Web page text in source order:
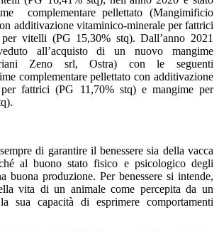
complementare pellettato (Mangimificio
additivazione vitaminico-minerale per fattrici
vitelli (PG 15,30% stq). Dall’anno 2021
all’acquisto di un nuovo mangime
Zeno srl, Ostra) con le seguenti
complementare pellettato con additivazione
per fattrici (PG 11,70% stq) e mangime per
di garantire il benessere sia della vacca
al buono stato fisico e psicologico degli
buona produzione. Per benessere si intende,
vita di un animale come percepita da un
sua capacità di esprimere comportamenti